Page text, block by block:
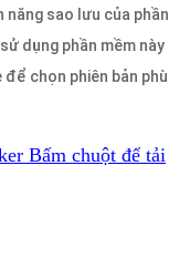
năng sao lưu của phần
dụng phần mềm này
chọn phiên bản phù
Bấm chuột để tải